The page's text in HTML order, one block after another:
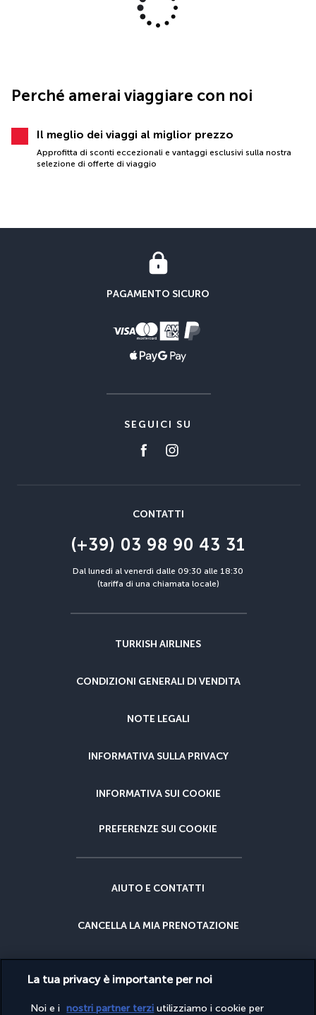
Perché amerai viaggiare con noi
Il meglio dei viaggi al miglior prezzo
Approfitta di sconti eccezionali e vantaggi esclusivi sulla nostra
selezione di offerte di viaggio
PAGAMENTO SICURO
SEGUICI SU
CONTATTI
(+39) 03 98 90 43 31
Dal lunedì al venerdì dalle 09:30 alle 18:30
(tariffa di una chiamata locale)
TURKISH AIRLINES
CONDIZIONI GENERALI DI VENDITA
NOTE LEGALI
INFORMATIVA SULLA PRIVACY
INFORMATIVA SUI COOKIE
PREFERENZE SUI COOKIE
AIUTO E CONTATTI
CANCELLA LA MIA PRENOTAZIONE
GARANZIA DEL MIGLIOR PREZZO
La tua privacy è importante per noi
Noi e i nostri partner terzi utilizziamo i cookie per